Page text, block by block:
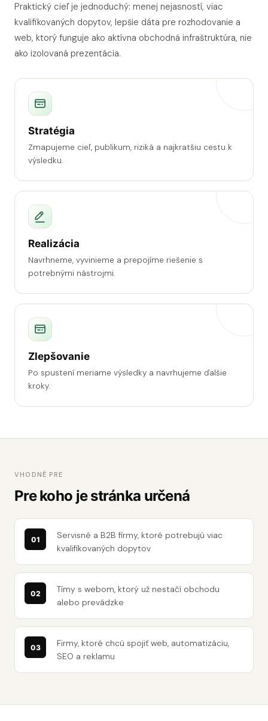
Praktický cieľ je jednoduchý: menej nejasností, viac
kvalifikovaných dopytov, lepšie dáta pre rozhodovanie a
web, ktorý funguje ako aktívna obchodná infraštruktúra, nie
ako izolovaná prezentácia.
Stratégia
Zmapujeme cieľ, publikum, riziká a najkratšiu cestu k
výsledku.
Realizácia
Navrhneme, vyvinieme a prepojíme riešenie s
potrebnými nástrojmi.
Zlepšovanie
Po spustení meriame výsledky a navrhujeme ďalšie
kroky.
VHODNÉ PRE
Pre koho je stránka určená
Servisné a B2B firmy, ktoré potrebujú viac
kvalifikovaných dopytov
Tímy s webom, ktorý už nestačí obchodu
alebo prevádzke
Firmy, ktoré chcú spojiť web, automatizáciu,
SEO a reklamu